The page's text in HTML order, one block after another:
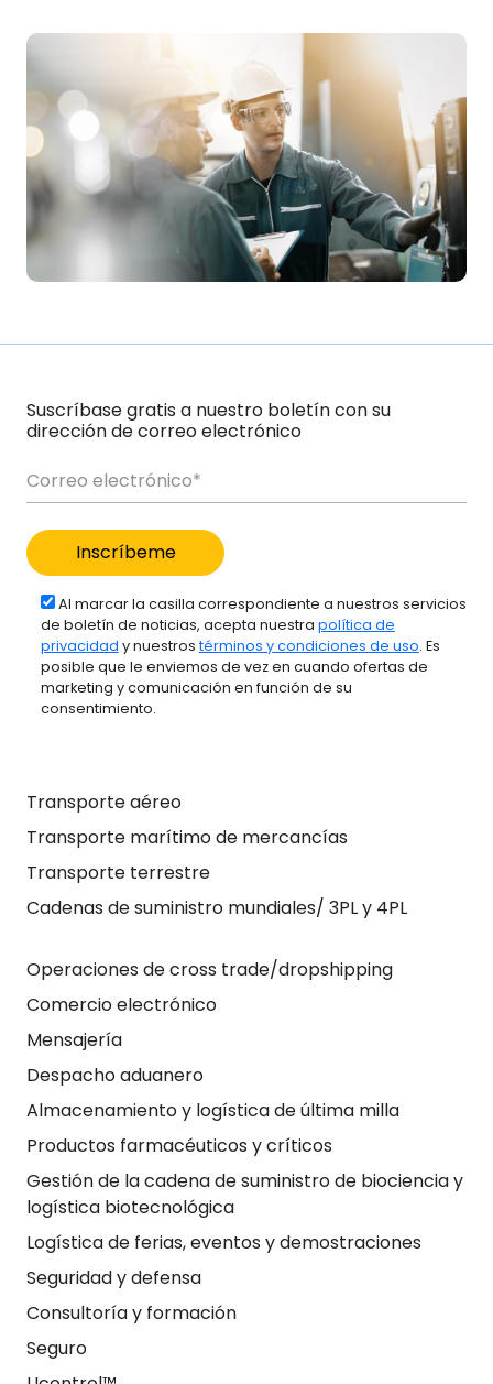
Suscríbase gratis a nuestro boletín con su
dirección de correo electrónico
Al marcar la casilla correspondiente a nuestros servicios
de boletín de noticias, acepta nuestra política de
privacidad y nuestros términos y condiciones de uso. Es
posible que le enviemos de vez en cuando ofertas de
marketing y comunicación en función de su
consentimiento.
Transporte aéreo
Transporte marítimo de mercancías
Transporte terrestre
Cadenas de suministro mundiales/ 3PL y 4PL
Operaciones de cross trade/dropshipping
Comercio electrónico
Mensajería
Despacho aduanero
Almacenamiento y logística de última milla
Productos farmacéuticos y críticos
Gestión de la cadena de suministro de biociencia y
logística biotecnológica
Logística de ferias, eventos y demostraciones
Seguridad y defensa
Consultoría y formación
Seguro